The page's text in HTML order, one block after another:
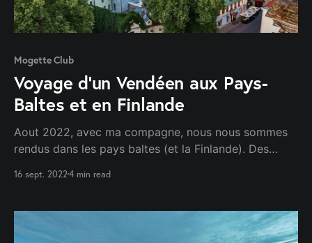
Mogette Club
Voyage d'un Vendéen aux Pays-
Baltes et en Finlande
Aout 2022, avec ma compagne, nous nous sommes
rendus dans les pays baltes (et la Finlande). Des
population européenne. Le bonheur. Ce qui saute aux
16 sept. 20224 min read